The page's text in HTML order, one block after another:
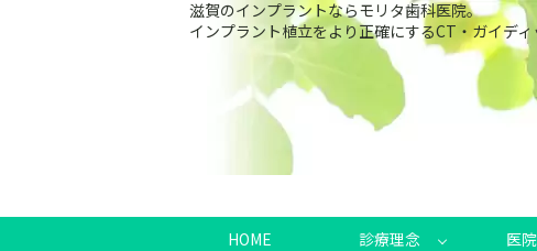
滋賀のインプラントならモリタ歯科医院。
インプラント植立をより正確にするCT・ガイデ
HOME 診療理念 医